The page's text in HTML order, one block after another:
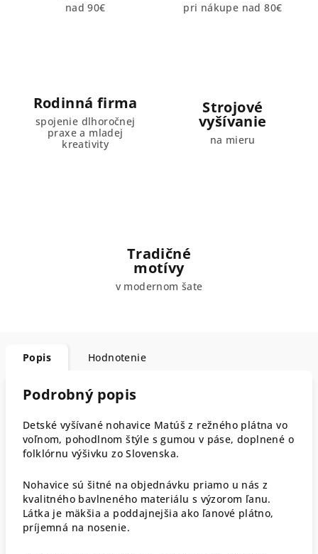
nad 90€ pri nákupe nad 80€
Rodinná firma
spojenie dlhoročnej
praxe a mladej
kreativity
Strojové
vyšívanie
na mieru
Tradičné
motívy
v modernom šate
Popis Hodnotenie
Podrobný popis
Detské vyšívané nohavice Matúš z režného plátna vo
voľnom, pohodlnom štýle s gumou v páse, doplnené o
folklórnu výšivku zo Slovenska.
Nohavice sú šitné na objednávku priamo u nás z
kvalitného bavlneného materiálu s výzorom ľanu.
Látka je mäkšia a poddajnejšia ako ľanové plátno,
príjemná na nosenie.